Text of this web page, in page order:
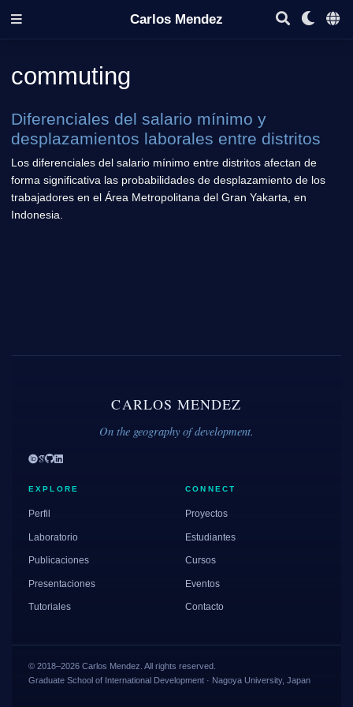
Carlos Mendez
commuting
Diferenciales del salario mínimo y
desplazamientos laborales entre distritos
Los diferenciales del salario mínimo entre distritos afectan de
forma significativa las probabilidades de desplazamiento de los
trabajadores en el Área Metropolitana del Gran Yakarta, en
Indonesia.
CARLOS MENDEZ
On the geography of development.
EXPLORE
Perfil
Laboratorio
Publicaciones
Presentaciones
Tutoriales
CONNECT
Proyectos
Estudiantes
Cursos
Eventos
Contacto
© 2018–2026 Carlos Mendez. All rights reserved.
Graduate School of International Development · Nagoya University, Japan